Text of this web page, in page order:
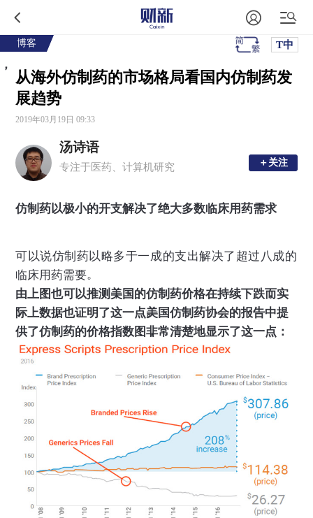
博客 T中
从海外仿制药的市场格局看国内仿制药发
展趋势
2019年03月19日 09:33
汤诗语
专注于医药、计算机研究 ＋关注
＋关注
仿制药以极小的开支解决了绝大多数临床用药需求
可以说，
仿制药以略多于一成的支出，
解决了超过八成的
临床用药需要。
由上图也可以推测 ，
美国的仿制药价格在持续下跌，
而实
际上数据也证明了这一点。
美国仿制药协会的报告中提
供了仿制药的价格指数图，
非常清楚地显示了这一点 ：
，